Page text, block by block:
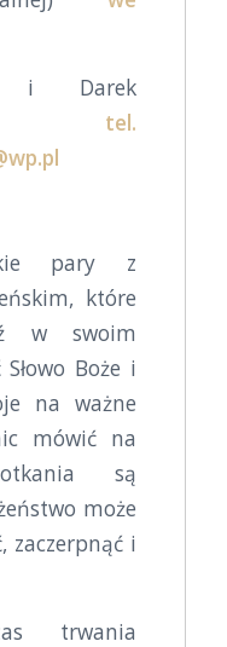
i Darek
tel.
pary z
które
w swoim
Boże i
na ważne
mówić na
są
może
zaczerpnąć i
trwania